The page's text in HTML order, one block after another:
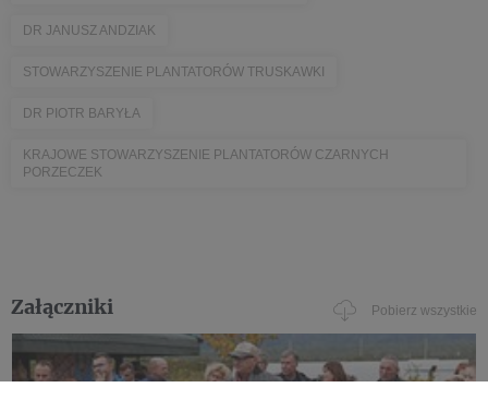
DR JANUSZ ANDZIAK
STOWARZYSZENIE PLANTATORÓW TRUSKAWKI
DR PIOTR BARYŁA
KRAJOWE STOWARZYSZENIE PLANTATORÓW CZARNYCH
PORZECZEK
Załączniki Pobierz wszystkie